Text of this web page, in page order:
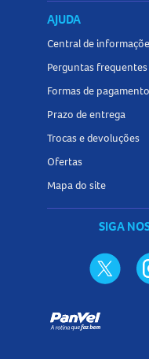
AJUDA
Central de
Perguntas frequentes
Formas de pagamento
Prazo de entrega
Trocas e devoluções
Ofertas
Mapa do site
SIGA